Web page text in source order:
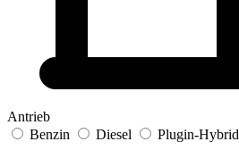
Antrieb
Benzin
Diesel Plugin-Hybrid